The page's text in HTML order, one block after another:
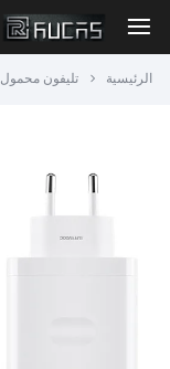
الرئيسية تليفون محمول